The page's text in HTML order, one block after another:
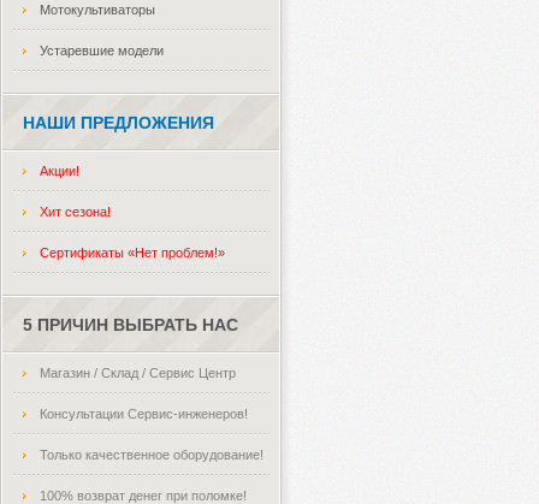
Мотокультиваторы
Устаревшие модели
НАШИ ПРЕДЛОЖЕНИЯ
Акции!
Хит сезона!
Сертификаты «Нет проблем!»
5 ПРИЧИН ВЫБРАТЬ НАС
Магазин / Склад / Сервис Центр
Консультации Сервис-инженеров!
Только качественное оборудование!
100% возврат денег при поломке!